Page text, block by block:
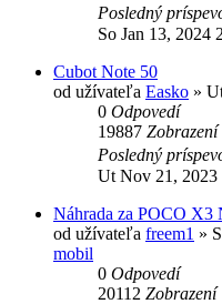
Posledný
So Jan 13, 2024
Cubot Note 50
od užívateľa Easko »
0 Odpovedí
19887 Zobrazení
Posledný
Ut Nov 21, 2023
Náhrada za POCO X3
od užívateľa freem1 »
mobil
0 Odpovedí
20112 Zobrazení